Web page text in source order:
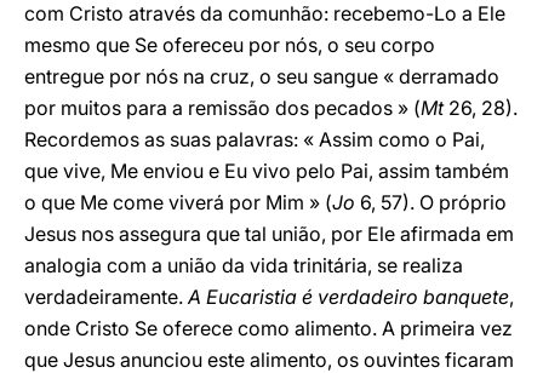
com Cristo através da comunhão: recebemo-Lo a Ele
mesmo que Se ofereceu por nós, o seu corpo
entregue por nós na cruz, o seu sangue « derramado
por muitos para a remissão dos pecados » (Mt26, 28).
Recordemos as suas palavras: « Assim como o Pai,
que vive, Me enviou e Eu vivo pelo Pai, assim também
o que Me come viverá por Mim » (Jo 6, 57). O próprio
Jesus nos assegura que tal união, por Ele afirmada em
analogia com a união da vida trinitária, se realiza
verdadeiramente.A Eucaristia é verdadeiro banquete,
onde Cristo Se oferece como alimento. A primeira vez
que Jesus anunciou este alimento, os ouvintes ficaram